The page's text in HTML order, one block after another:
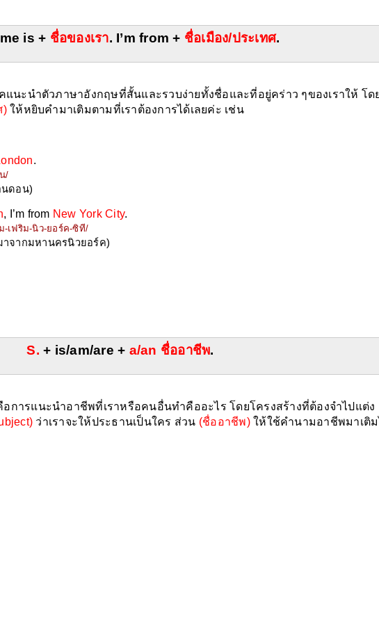
is + ชื่อของเรา. I’m from + ชื่อเมือง/ประเทศ.
) ให้หยิบคำมาเติมตามที่เราต้องการได้เลยค่ะ เช่น
.
/
นดอน)
, I’m from New York City.
-เฟริม-นิว-ยอร์ค-ซิที/
จากมหานครนิวยอร์ค)
S. + is/am/are + a/an ชื่ออาชีพ.
ารแนะนำอาชีพที่เราหรือคนอื่นทำคืออะไร โดยโครงสร้างที่ต้องจำไปแต่ง
ว่าเราจะให้ประธานเป็นใคร ส่วน (ชื่ออาชีพ) ให้ใช้คำนามอาชีพมาเติ